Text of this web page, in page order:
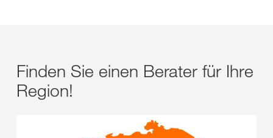
Finden Sie einen Berater für Ihre
Region!